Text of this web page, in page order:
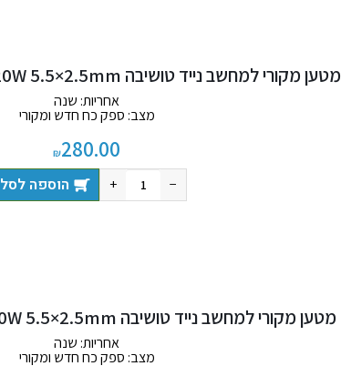
מטען מקורי למחשב נייד טושיבה Toshiba 19V 6.32A 120W 5.5×2.5mm
אחריות: שנה
מצב: ספק כח חדש ומקורי
₪280.00
הוספה לסל −
+
מטען מקורי למחשב נייד טושיבה Toshiba 19V 9.5A 180W 5.5×2.5mm
אחריות: שנה
מצב: ספק כח חדש ומקורי